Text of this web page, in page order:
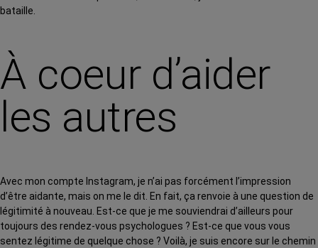
bataille.
À coeur d’aider
les autres
Avec mon compte Instagram, je n’ai pas forcément l’impression
d’être aidante, mais on me le dit. En fait, ça renvoie à une question de
légitimité à nouveau. Est-ce que je me souviendrai d’ailleurs pour
toujours des rendez-vous psychologues ? Est-ce que vous vous
sentez légitime de quelque chose ? Voilà, je suis encore sur le chemin